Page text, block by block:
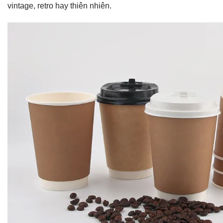
vintage, retro hay thiên nhiên.